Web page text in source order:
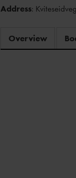
Address:
Overview